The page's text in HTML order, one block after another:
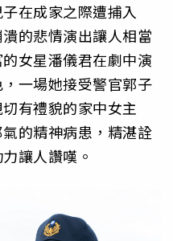
在成家之際遭捕入
的悲情演出讓人相當
女星潘儀君在劇中演
一場她接受警官郭子
有禮貌的家中女主
的精神病患，精湛詮
讓人讚嘆。